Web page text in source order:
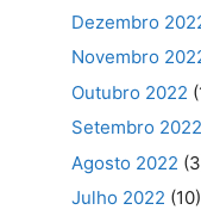
Dezembro
Novembro
Outubro 2022
Setembro 2022
Agosto 2022
Julho 2022 (10)